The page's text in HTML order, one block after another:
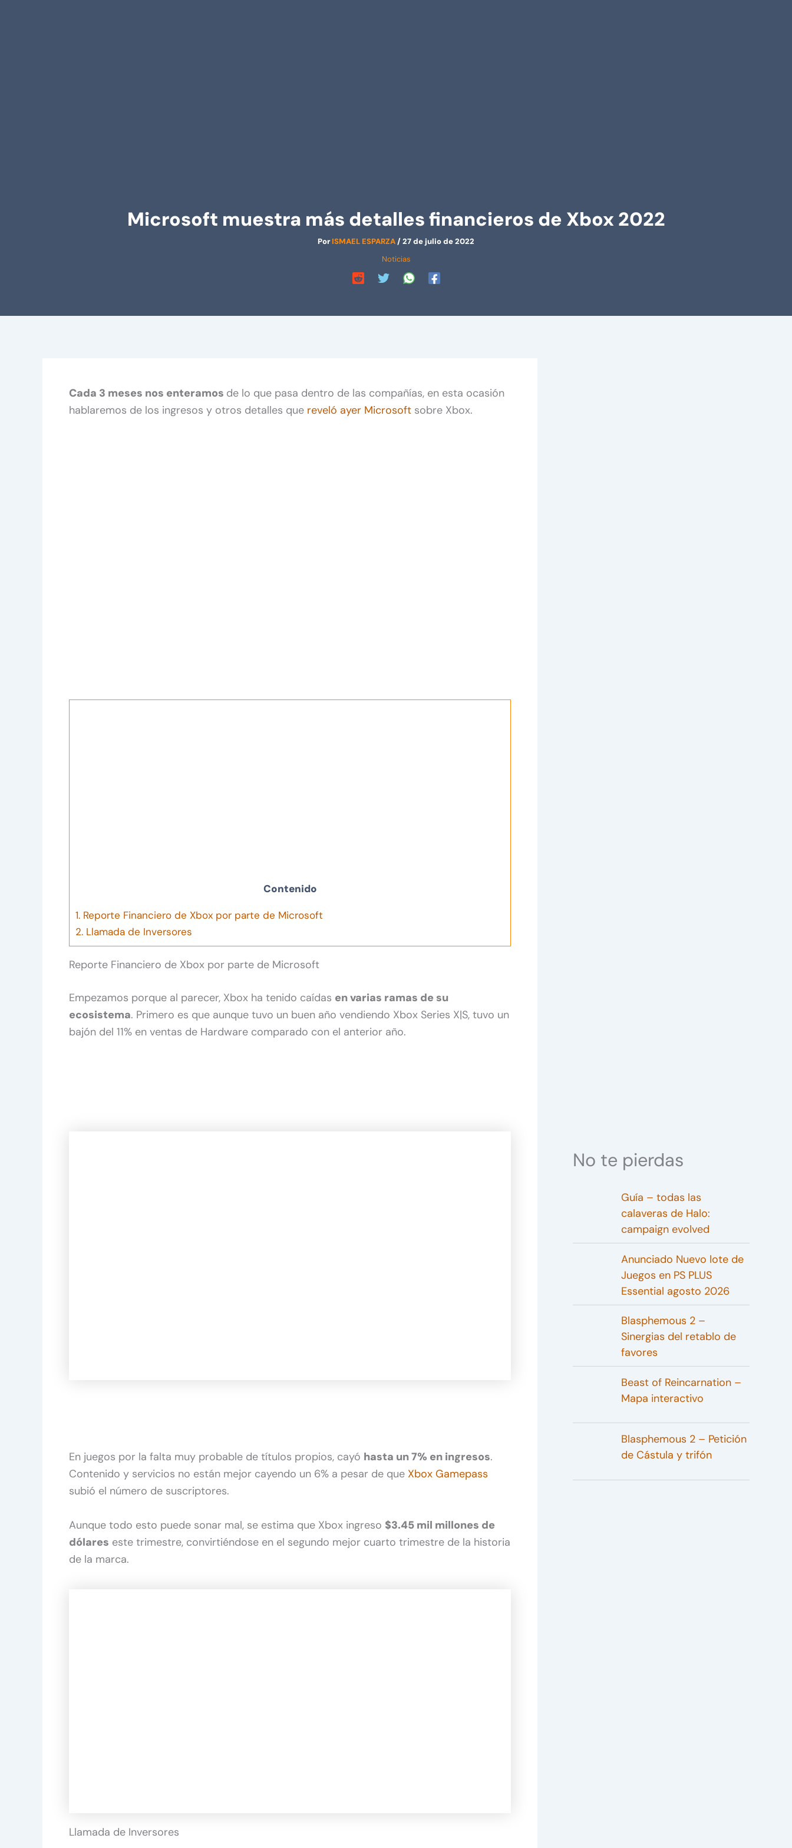
Microsoft muestra más detalles financieros de Xbox 2022
PorISMAEL ESPARZA/27 de julio de 2022
Noticias
Cada 3 meses nos enteramos de lo que pasa dentro de las compañías, en esta ocasión
hablaremos de los ingresos y otros detalles que reveló ayer Microsoft sobre Xbox.
Contenido
1. Reporte Financiero de Xbox por parte de Microsoft
2. Llamada de Inversores
Reporte Financiero de Xbox por parte de Microsoft
Empezamos porque al parecer, Xbox ha tenido caídas en varias ramas de su
ecosistema. Primero es que aunque tuvo un buen año vendiendo Xbox Series X|S, tuvo un
bajón del 11% en ventas de Hardware comparado con el anterior año.
En juegos por la falta muy probable de títulos propios, cayó hasta un 7% en ingresos.
Contenido y servicios no están mejor cayendo un 6% a pesar de que Xbox Gamepass
subió el número de suscriptores.
Aunque todo esto puede sonar mal, se estima que Xbox ingreso $3.45 mil millones de
dólares este trimestre, convirtiéndose en el segundo mejor cuarto trimestre de la historia
de la marca.
Llamada de Inversores
No te pierdas
Guía – todas las
calaveras de Halo:
campaign evolved
Anunciado Nuevo lote de
Juegos en PS PLUS
Essential agosto 2026
Blasphemous 2 –
Sinergias del retablo de
favores
Beast of Reincarnation –
Mapa interactivo
Blasphemous 2 – Petición
de Cástula y trifón